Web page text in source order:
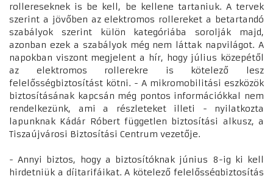
rollereseknek is be kell, be kellene tartaniuk. A tervek
szerint a jövőben az elektromos rollereket a betartandó
szabályok szerint külön kategóriába sorolják majd,
azonban ezek a szabályok még nem láttak napvilágot. A
napokban viszont megjelent a hír, hogy július közepétől
az elektromos rollerekre is kötelező lesz
felelősségbiztosítást kötni. - A mikromobilitási eszközök
biztosításának kapcsán még pontos információkkal nem
rendelkezünk, ami a részleteket illeti - nyilatkozta
lapunknak Kádár Róbert független biztosítási alkusz, a
Tiszaújvárosi Biztosítási Centrum vezetője.
- Annyi biztos, hogy a biztosítóknak június 8-ig ki kell
hirdetniük a díjtarifáikat. A kötelező felelősségbiztosítás